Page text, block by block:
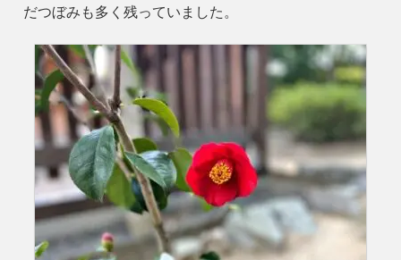
だつぼみも多く残っていました。